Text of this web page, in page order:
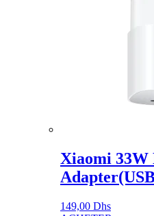
Xiaomi 33W
149,00 Dhs